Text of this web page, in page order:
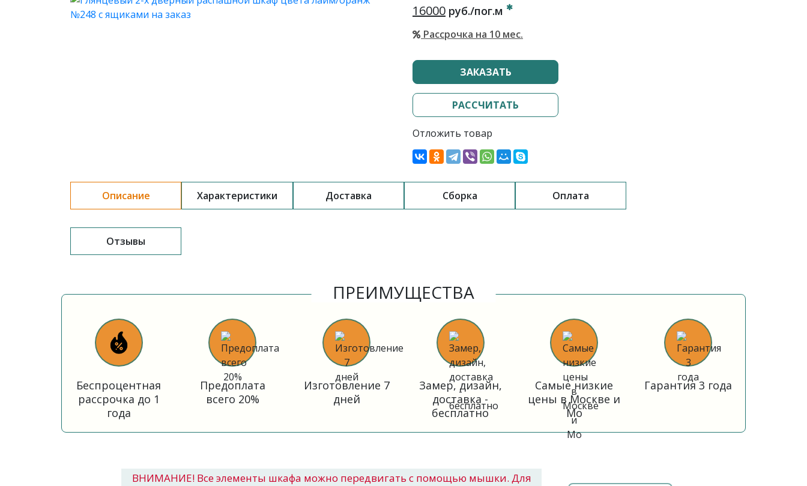
16000 руб./пог.м
Рассрочка на 10 мес.
ЗАКАЗАТЬ
РАССЧИТАТЬ
Отложить товар
Описание Характеристики Доставка Сборка Оплата
Отзывы
ПРЕИМУЩЕСТВА
Беспроцентная
рассрочка до 1
года
Предоплата
всего 20%
Изготовление 7
дней
Замер, дизайн,
доставка -
бесплатно
Самые низкие
цены в Москве и
Мо
Гарантия 3 года
ВНИМАНИЕ! Все элементы шкафа можно передвигать с помощью мышки. Для